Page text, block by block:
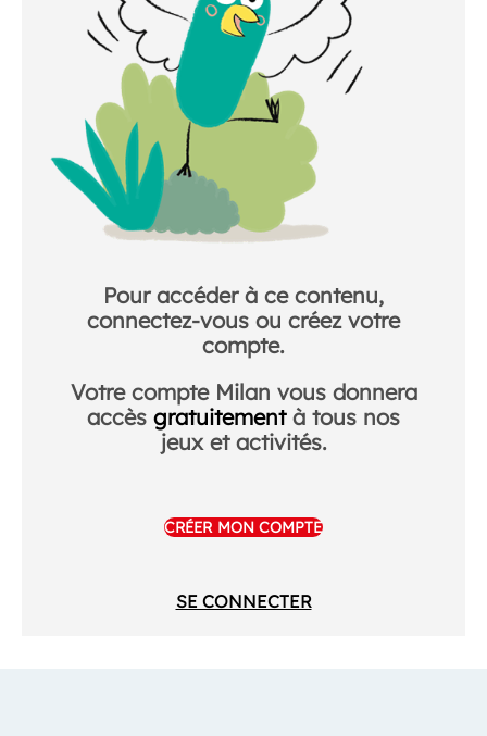
Pour accéder à ce contenu,
connectez-vous ou créez votre
compte.
Votre compte Milan vous donnera
accès gratuitementà tous nos
jeux et activités.
CRÉER MON COMPTE
SE CONNECTER